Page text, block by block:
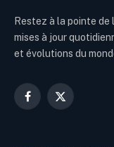
Restez à la pointe
mises à jour
et évolutions du
Facebook
X